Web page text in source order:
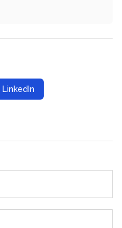
LinkedIn